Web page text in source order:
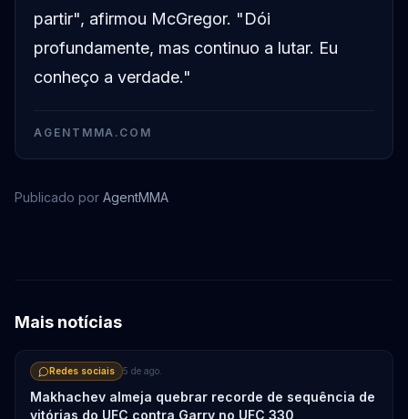
partir", afirmou McGregor. "Dói
profundamente, mas continuo a lutar. Eu
conheço a verdade."
AGENTMMA.COM
Publicado por AgentMMA
Mais notícias
Redes sociais 5 de ago.
Makhachev almeja quebrar recorde de sequência de
vitórias do UFC contra Garry no UFC 330